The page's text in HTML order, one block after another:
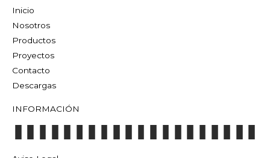
Inicio
Nosotros
Productos
Proyectos
Contacto
Descargas
INFORMACIÓN